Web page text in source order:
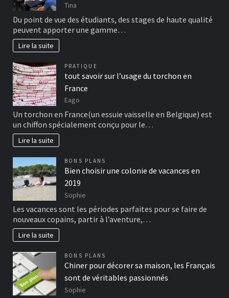
Tina
Du point de vue des étudiants, des stages de haute qualité
peuvent apporter une gamme…
Lire la suite
PRATIQUE
tout savoir sur l’usage du torchon en
France
Eago
Un torchon en France(un essuie vaisselle en Belgique) est
un chiffon spécialement conçu pour le…
Lire la suite
BONS PLANS
Bien choisir une colonie de vacances en
2019
Sophie
Les vacances sont les périodes parfaites pour se faire de
nouveaux copains, partir à l’aventure,…
Lire la suite
BONS PLANS
Chiner pour décorer sa maison, les Français
sont de véritables passionnés
Sophie